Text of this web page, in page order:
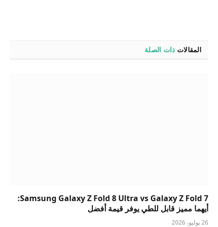
المقالات ذات الصلة
Samsung Galaxy Z Fold 8 Ultra vs Galaxy Z Fold 7:
أيهما مميز قابل للطي يوفر قيمة أفضل
26 يوليو، 2026